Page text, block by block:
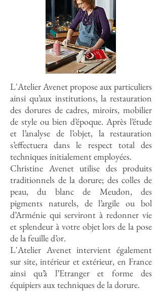
L'Atelier Avenet propose aux particuliers
ainsi qu’aux institutions, la restauration
des dorures de cadres, miroirs, mobilier
de style ou bien d’époque. Après l’étude
et l’analyse de l’objet, la restauration
s’effectuera dans le respect total des
techniques initialement employées.
Christine Avenet utilise des produits
traditionnels de la dorure; des colles de
peau, du blanc de Meudon, des
pigments naturels, de l’argile ou bol
d’Arménie qui serviront à redonner vie
et splendeur à votre objet lors de la pose
de la feuille d’or.
L'Atelier Avenet intervient également
sur site, intérieur et extérieur, en France
ainsi qu’à l’Etranger et forme des
équipiers aux techniques de la dorure.